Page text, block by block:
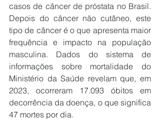
casos de câncer de próstata no Brasil.
Depois do câncer não cutâneo, este
tipo de câncer é o que apresenta maior
frequência e impacto na população
masculina. Dados do sistema de
informações sobre mortalidade do
Ministério da Saúde revelam que, em
2023, ocorreram 17.093 óbitos em
decorrência da doença, o que significa
47 mortes por dia.